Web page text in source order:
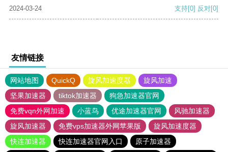
2024-03-24 支持[0] 反对[0]
友情链接
网站地图 QuickQ 旋风加速度器
旋风加速
坚果加速器
tiktok加速器
狗急加速器官网
免费vqn外网加速
小蓝鸟 优途加速器官网
风驰加速器
旋风加速器
免费vps加速器外网苹果版
旋风加速度器
快连加速器
快连加速器官网入口
原子加速器